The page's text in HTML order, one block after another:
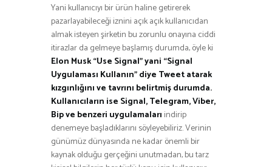
Yani kullanıcıyı bir ürün haline getirerek
pazarlayabileceği iznini açık açık kullanıcıdan
almak isteyen şirketin bu zorunlu onayına ciddi
itirazlar da gelmeye başlamış durumda, öyle ki
Elon Musk “Use Signal” yani “Signal
Uygulaması Kullanın” diye Tweet atarak
kızgınlığını ve tavrını belirtmiş durumda.
Kullanıcıların ise Signal, Telegram, Viber,
Bip ve benzeri uygulamaları indirip
denemeye başladıklarını söyleyebiliriz. Verinin
günümüz dünyasında ne kadar önemli bir
kaynak olduğu gerçeğini unutmadan, bu tarz